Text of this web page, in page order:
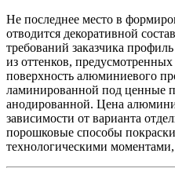
Не последнее место в
отводится декоративной
требований заказчика
из оттенков,
поверхность алюминиевого
ламинированной под ценные
анодированной. Цена
зависимости от варианта
порошковые способы
технологическими